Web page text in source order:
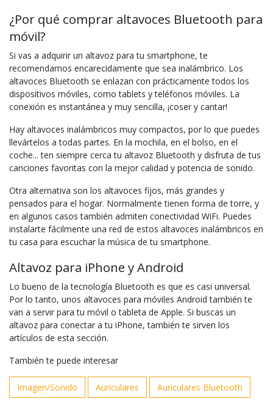
¿Por qué comprar altavoces Bluetooth para
móvil?
Si vas a adquirir un altavoz para tu smartphone, te
recomendamos encarecidamente que sea inalámbrico. Los
altavoces Bluetooth se enlazan con prácticamente todos los
dispositivos móviles, como tablets y teléfonos móviles. La
conexión es instantánea y muy sencilla, ¡coser y cantar!
Hay altavoces inalámbricos muy compactos, por lo que puedes
llevártelos a todas partes. En la mochila, en el bolso, en el
coche... ten siempre cerca tu altavoz Bluetooth y disfruta de tus
canciones favoritas con la mejor calidad y potencia de sonido.
Otra alternativa son los altavoces fijos, más grandes y
pensados para el hogar. Normalmente tienen forma de torre, y
en algunos casos también admiten conectividad WiFi. Puedes
instalarte fácilmente una red de estos altavoces inalámbricos en
tu casa para escuchar la música de tu smartphone.
Altavoz para iPhone y Android
Lo bueno de la tecnología Bluetooth es que es casi universal.
Por lo tanto, unos altavoces para móviles Android también te
van a servir para tu móvil o tableta de Apple. Si buscas un
altavoz para conectar a tu iPhone, también te sirven los
artículos de esta sección.
También te puede interesar
Imagen/Sonido Auriculares Auriculares Bluetooth